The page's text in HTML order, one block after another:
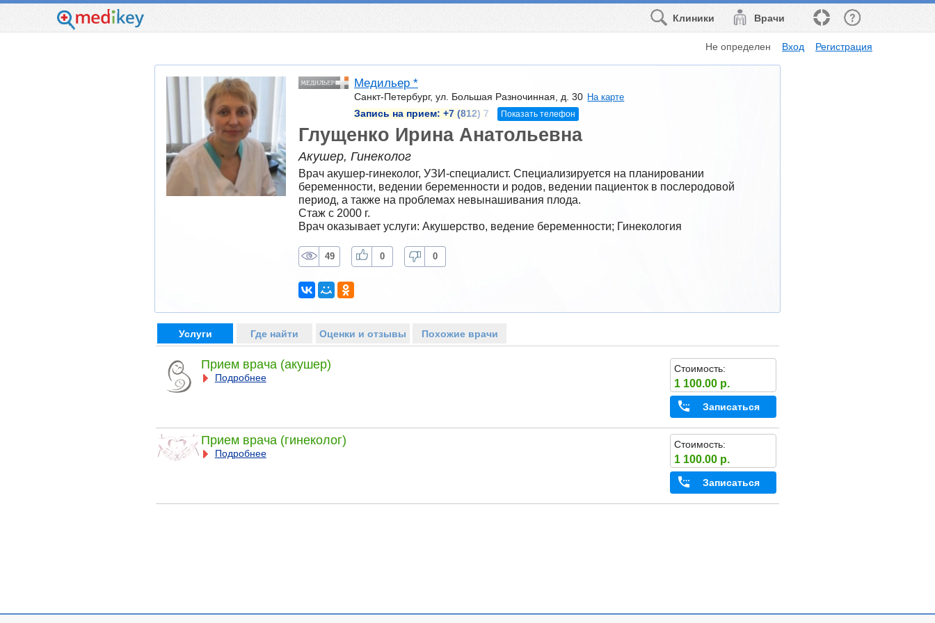
Врачи
Клиники
Не определен Вход Регистрация
Медильер *
Санкт-Петербург, ул. Большая Разночинная, д. 30 На карте
Запись на прием: +7 (812) 7 Показать телефон
Глущенко Ирина Анатольевна
Акушер, Гинеколог
Врач акушер-гинеколог, УЗИ-специалист. Специализируется на планировании
беременности, ведении беременности и родов, ведении пациенток в послеродовой
период, а также на проблемах невынашивания плода.
Стаж с 2000 г.
Врач оказывает услуги: Акушерство, ведение беременности; Гинекология
49 0 0
Услуги Где найти Оценки и отзывы Похожие врачи
Прием врача (акушер)
Подробнее
Стоимость:
1 100.00 р.
Записаться
Прием врача (гинеколог)
Подробнее
Стоимость:
1 100.00 р.
Записаться